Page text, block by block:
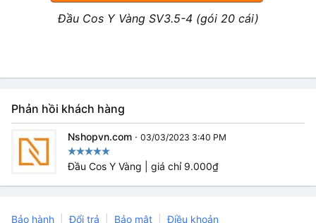
Đầu Cos Y Vàng SV3.5-4 (gói 20 cái)
Phản hồi khách hàng
Nshopvn.com · 03/03/2023 3:40 PM
Đầu Cos Y Vàng | giá chỉ 9.000₫
Bảo hành Đổi trả Bảo mật Điều khoản